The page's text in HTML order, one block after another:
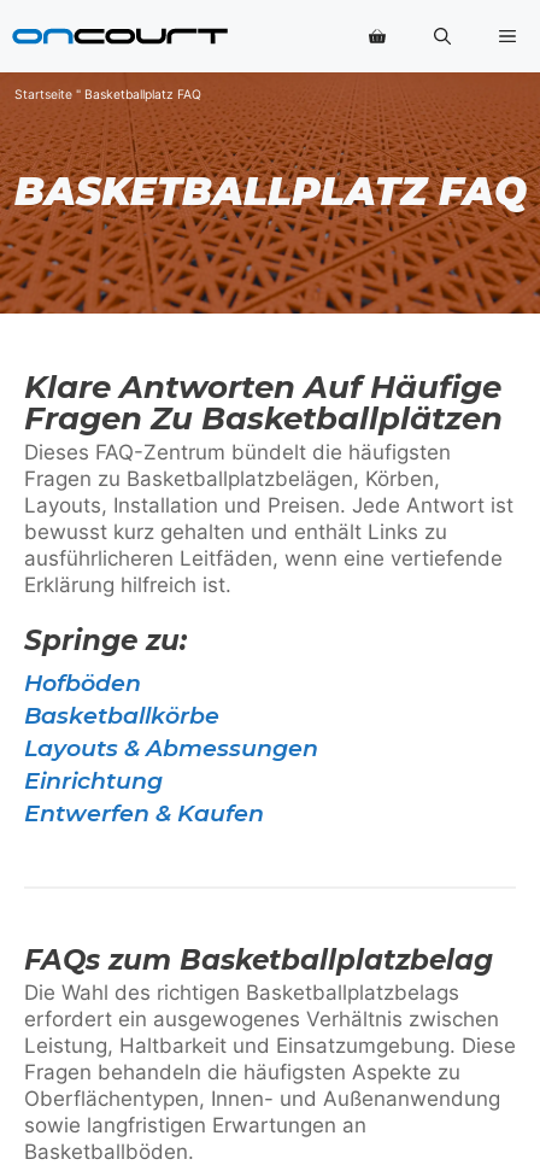
Inhalt
Startseite " Basketballplatz FAQ
BASKETBALLPLATZ FAQ
Klare Antworten Auf Häufige
Fragen Zu Basketballplätzen
Dieses FAQ-Zentrum bündelt die häufigsten
Fragen zu Basketballplatzbelägen, Körben,
Layouts, Installation und Preisen. Jede Antwort ist
bewusst kurz gehalten und enthält Links zu
ausführlicheren Leitfäden, wenn eine vertiefende
Erklärung hilfreich ist.
Springe zu:
Hofböden
Basketballkörbe
Layouts & Abmessungen
Einrichtung
Entwerfen & Kaufen
FAQs zum Basketballplatzbelag
Die Wahl des richtigen Basketballplatzbelags
erfordert ein ausgewogenes Verhältnis zwischen
Leistung, Haltbarkeit und Einsatzumgebung. Diese
Fragen behandeln die häufigsten Aspekte zu
Oberflächentypen, Innen- und Außenanwendung
sowie langfristigen Erwartungen an
Basketballböden.